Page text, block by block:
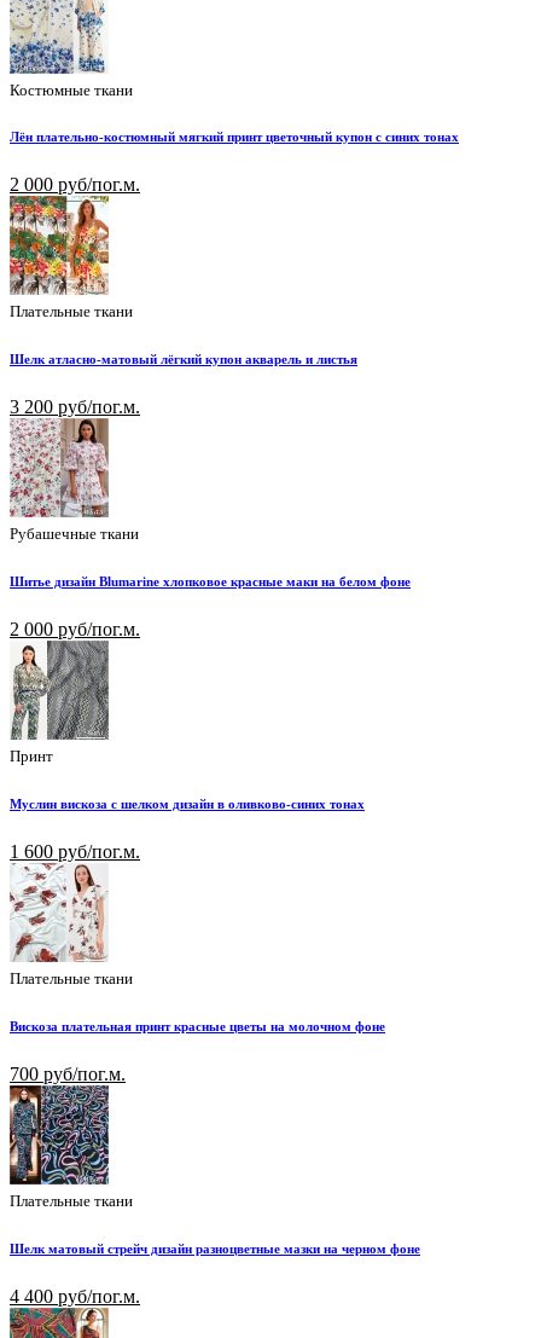
Костюмные ткани
Лён плательно-костюмный мягкий принт цветочный купон с синих тонах
2 000 руб/пог.м.
Плательные ткани
Шелк атласно-матовый лёгкий купон акварель и листья
3 200 руб/пог.м.
Рубашечные ткани
Шитье дизайн Blumarine хлопковое красные маки на белом фоне
2 000 руб/пог.м.
Принт
Муслин вискоза с шелком дизайн в оливково-синих тонах
1 600 руб/пог.м.
Плательные ткани
Вискоза плательная принт красные цветы на молочном фоне
700 руб/пог.м.
Плательные ткани
Шелк матовый стрейч дизайн разноцветные мазки на черном фоне
4 400 руб/пог.м.